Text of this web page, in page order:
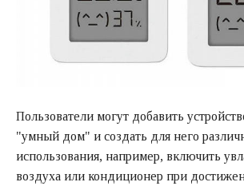
Пользователи могут добавить
"умный дом" и создать для него
использования, например, включить
воздуха или кондиционер при